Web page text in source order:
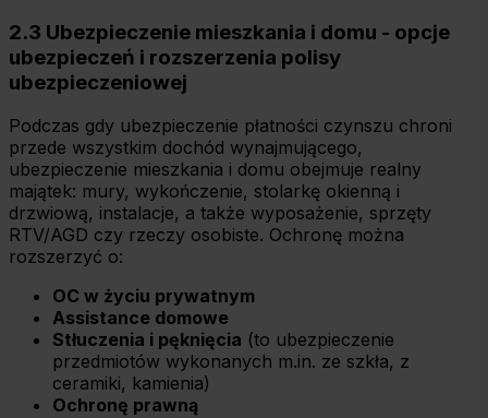
2.3 Ubezpieczenie mieszkania i domu - opcje
ubezpieczeń i rozszerzenia polisy
ubezpieczeniowej
Podczas gdy ubezpieczenie płatności czynszu chroni
przede wszystkim dochód wynajmującego,
ubezpieczenie mieszkania i domu obejmuje realny
majątek: mury, wykończenie, stolarkę okienną i
drzwiową, instalacje, a także wyposażenie, sprzęty
RTV/AGD czy rzeczy osobiste. Ochronę można
rozszerzyć o:
OC w życiu prywatnym
Assistance domowe
Stłuczenia i pęknięcia (to ubezpieczenie
przedmiotów wykonanych m.in. ze szkła, z
ceramiki, kamienia)
Ochronę prawną